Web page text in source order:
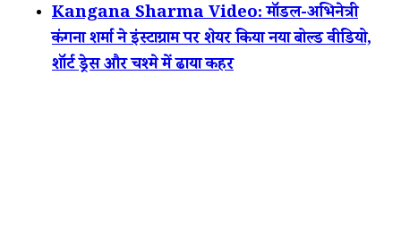
Kangana Sharma Video: मॉडल-अभिनेत्री
कंगना शर्मा ने इंस्टाग्राम पर शेयर किया नया बोल्ड वीडियो,
शॉर्ट ड्रेस और चश्मे में ढाया कहर